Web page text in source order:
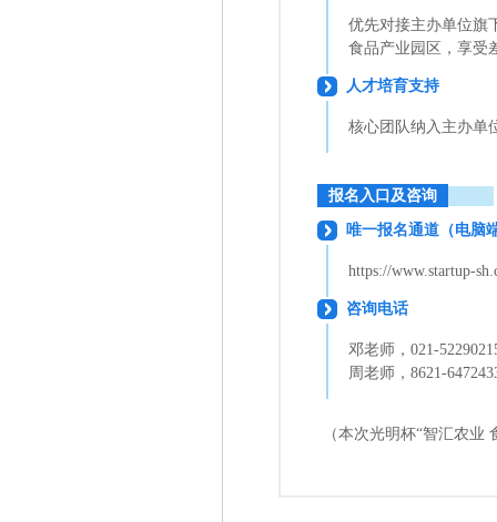
优先对接主办单位旗
食品产业园区，享受
人才培育支持
核心团队纳入主办单
报名入口及咨询
唯一报名通道（电脑
https://www.startup-
咨询电话
邓老师，021-
周老师，8621-
（本次光明杯“智汇农